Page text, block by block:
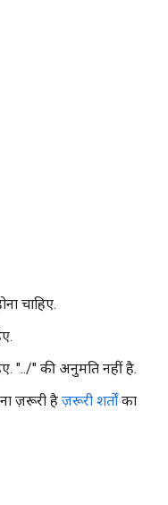
चाहिए.
"../" की अनुमति नहीं है.
ज़रूरी है ज़रूरी शर्तोंका